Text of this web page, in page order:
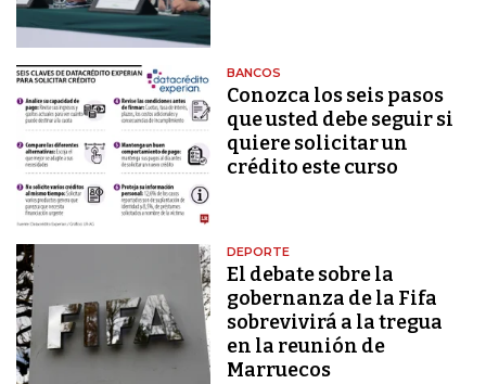
BANCOS
Conozca los seis pasos
que usted debe seguir si
quiere solicitar un
crédito este curso
DEPORTE
El debate sobre la
gobernanza de la Fifa
sobrevivirá a la tregua
en la reunión de
Marruecos